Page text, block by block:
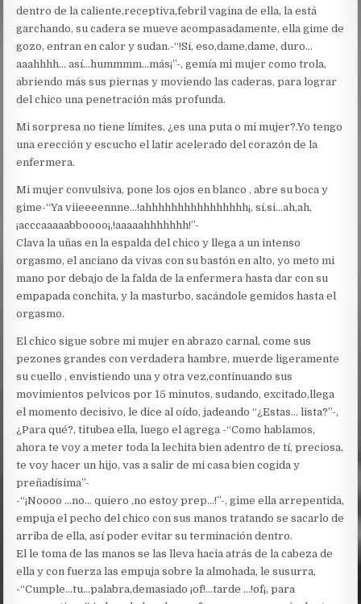
dentro de la caliente,receptiva,febril vagina de ella, la está
garchando, su cadera se mueve acompasadamente, ella gime de
gozo, entran en calor y sudan.-“!Sí, eso,dame,dame, duro…
aaahhhh… así…hummmm…más¡”-, gemía mi mujer como trola,
abriendo más sus piernas y moviendo las caderas, para lograr
del chico una penetración más profunda.
Mi sorpresa no tiene límites, ¿es una puta o mi mujer?.Yo tengo
una erección y escucho el latir acelerado del corazón de la
enfermera.
Mi mujer convulsiva, pone los ojos en blanco , abre su boca y
gime-“Ya viieeeennne…!ahhhhhhhhhhhhhhhh¡, sí,si…ah,ah,
¡acccaaaaabboooo¡,!aaaaahhhhhhh!”-
Clava la uñas en la espalda del chico y llega a un intenso
orgasmo, el anciano da vivas con su bastón en alto, yo meto mi
mano por debajo de la falda de la enfermera hasta dar con su
empapada conchita, y la masturbo, sacándole gemidos hasta el
orgasmo.
El chico sigue sobre mi mujer en abrazo carnal, come sus
pezones grandes con verdadera hambre, muerde ligeramente
su cuello , envistiendo una y otra vez,continuando sus
movimientos pelvicos por 15 minutos, sudando, excitado,llega
el momento decisivo, le dice al oído, jadeando “¿Estas… lista?”-,
¿Para qué?, titubea ella, luego el agrega -“Como hablamos,
ahora te voy a meter toda la lechita bien adentro de tí, preciosa,
te voy hacer un hijo, vas a salir de mi casa bien cogida y
preñadísima”-
-“¡Noooo …no… quiero ,no estoy prep…!”-, gime ella arrepentida,
empuja el pecho del chico con sus manos tratando se sacarlo de
arriba de ella, así poder evitar su terminación dentro.
El le toma de las manos se las lleva hacia atrás de la cabeza de
ella y con fuerza las empuja sobre la almohada, le susurra,
-“Cumple…tu…palabra,demasiado ¡of!…tarde …!of¡, para